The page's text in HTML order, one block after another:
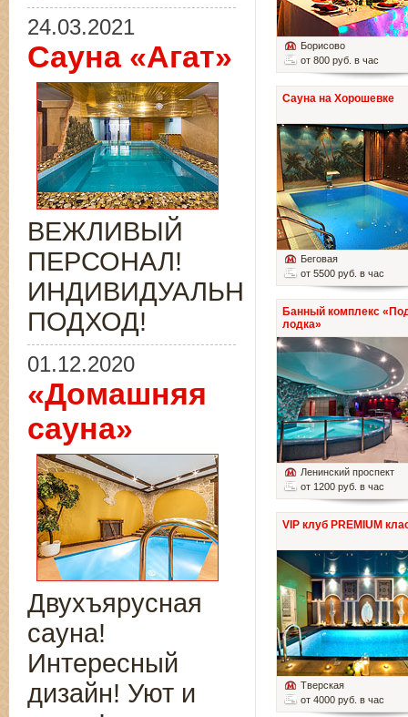
Борисово
от 800 руб. в час
Сауна на Хорошевке
Беговая
от 5500 руб. в час
Банный комплекс
лодка»
Ленинский проспект
от 1200 руб. в час
VIP клуб PREMIUM
Тверская
от 4000 руб. в час
24.03.2021
Сауна «Агат»
ВЕЖЛИВЫЙ
ПЕРСОНАЛ!
ИНДИВИДУАЛЬНЫЙ
ПОДХОД!
01.12.2020
«Домашняя
сауна»
Двухъярусная
сауна!
Интересный
дизайн! Уют и